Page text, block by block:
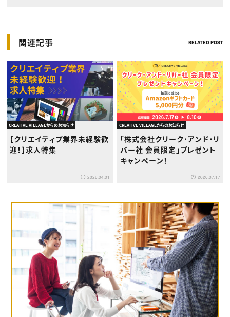
関連記事 RELATED POST
CREATIVE VILLAGEからのお知らせ
【クリエイティブ業界未経験歓
迎！】求人特集
2026.04.01
CREATIVE VILLAGEからのお知らせ
「株式会社クリーク･アンド･リ
バー社 会員限定」プレゼント
キャンペーン！
2026.07.17